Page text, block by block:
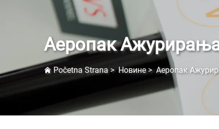
Аеропак
Početna Strana >Новине> Аеропак